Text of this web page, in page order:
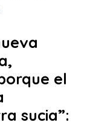
el
sucia”: